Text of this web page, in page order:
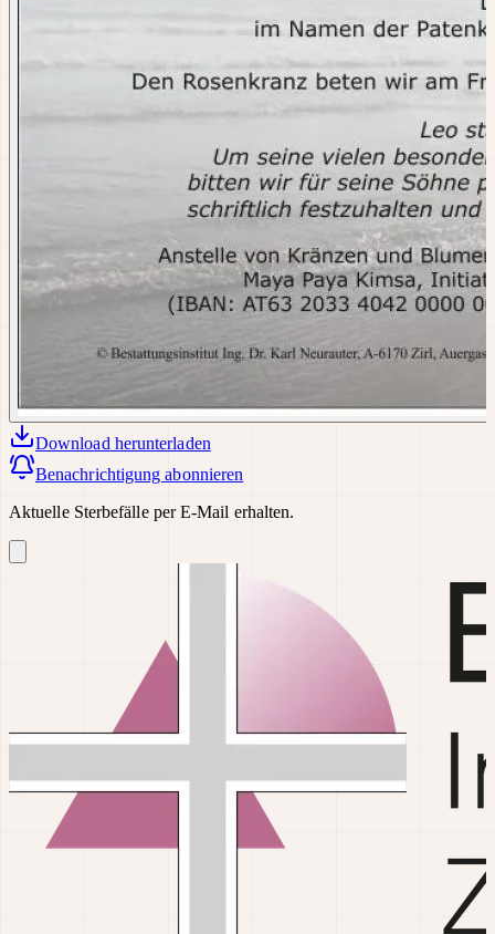
Download herunterladen
Benachrichtigung abonnieren
Aktuelle Sterbefälle per E-Mail erhalten.